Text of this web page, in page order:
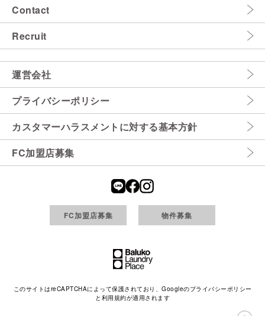
Contact
Recruit
運営会社
プライバシーポリシー
カスタマーハラスメントに対する基本方針
FC加盟店募集
FC加盟店募集 物件募集
このサイトはreCAPTCHAによって保護されており、Googleのプライバシーポリシー
と 利用規約が適用されます